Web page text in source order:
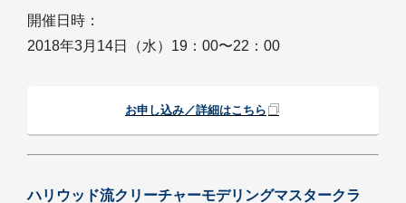
開催日時：
2018年3月14日（水）19：00〜22：00
お申し込み／詳細はこちら
ハリウッド流クリーチャーモデリングマスタークラ